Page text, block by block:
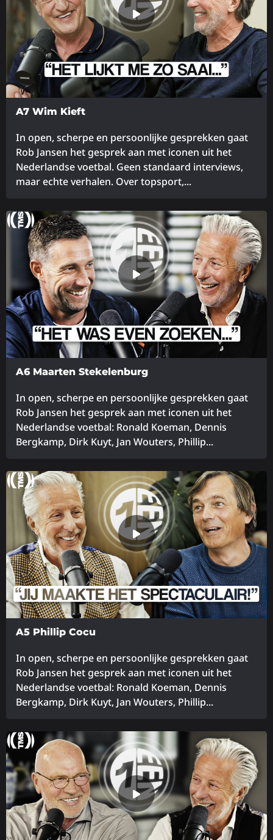
A7 Wim Kieft
In open, scherpe en persoonlijke gesprekken gaat
Rob Jansen het gesprek aan met iconen uit het
Nederlandse voetbal. Geen standaard interviews,
maar echte verhalen. Over topsport,...
meer
A6 Maarten Stekelenburg
In open, scherpe en persoonlijke gesprekken gaat
Rob Jansen het gesprek aan met iconen uit het
Nederlandse voetbal: Ronald Koeman, Dennis
Bergkamp, Dirk Kuyt, Jan Wouters, Phillip...
meer
over
A5 Phillip Cocu
In open, scherpe en persoonlijke gesprekken gaat
Rob Jansen het gesprek aan met iconen uit het
Nederlandse voetbal: Ronald Koeman, Dennis
Bergkamp, Dirk Kuyt, Jan Wouters, Phillip...
meer
over